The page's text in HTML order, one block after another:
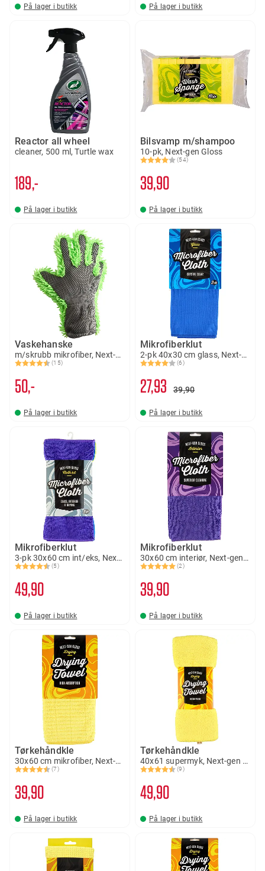
På lager i butikk På lager i butikk
Reactor all wheel
cleaner, 500 ml, Turtle wax
189,-
På lager i butikk
Bilsvamp m/shampoo
10-pk, Next-gen Gloss
Karakter:
(54)
4.0 av 5 mulige
39 90
På lager i butikk
Vaskehanske
m/skrubb mikrofiber, Next-gen Gloss
Karakter:
(15)
4.6 av 5 mulige
50,-
På lager i butikk
Mikrofiberklut
2-pk 40x30 cm glass, Next-gen Gloss
Karakter:
(6)
4.0 av 5 mulige
2793 39 90
På lager i butikk
Mikrofiberklut
3-pk 30x60 cm int/eks, Next-gen Gloss
Karakter:
(5)
4.2 av 5 mulige
49 90
På lager i butikk
Mikrofiberklut
30x60 cm interiør, Next-gen Gloss
Karakter:
(2)
5.0 av 5 mulige
39 90
På lager i butikk
Tørkehåndkle
30x60 cm mikrofiber, Next-gen Gloss
Karakter:
(7)
4.6 av 5 mulige
39 90
På lager i butikk
Tørkehåndkle
40x61 supermyk, Next-gen Gloss
Karakter:
(9)
4.6 av 5 mulige
49 90
På lager i butikk